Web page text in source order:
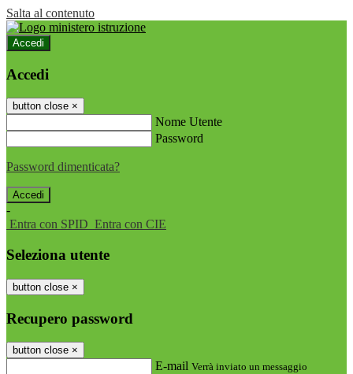
Salta al contenuto
Accedi
Accedi
button close ×
Nome Utente
Password
Password dimenticata?
-
Entra con SPID Entra con CIE
Seleziona utente
button close ×
Recupero password
button close ×
E-mail Verrà inviato un messaggio